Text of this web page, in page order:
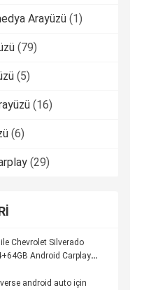
Arayüzü (1)
(79)
(5)
(16)
(6)
(29)
Chevrolet Silverado
Android Carplay
android auto için